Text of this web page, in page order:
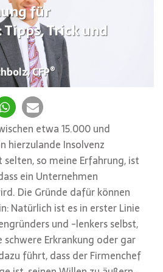
für
Trick und
CFP®
etwa 15.000 und
hierzulande Insolvenz
so meine Erfahrung, ist
ein Unternehmen
Die Gründe dafür können
Natürlich ist es in erster Linie
und -lenkers selbst,
Erkrankung oder gar
führt, dass der Firmenchef